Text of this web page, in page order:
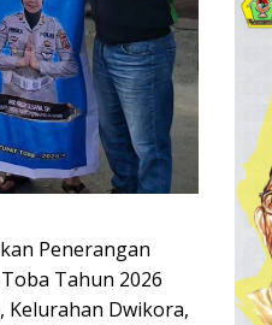
Penerangan
Tahun 2026
Kelurahan Dwikora,